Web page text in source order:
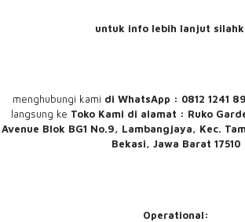
untuk info lebih lanjut
menghubungi kami di WhatsApp : 0812 1241
langsung ke Toko Kami di alamat : Ruko
Avenue Blok BG1 No.9, Lambangjaya, Kec.
Bekasi, Jawa Barat 17510
Operational: